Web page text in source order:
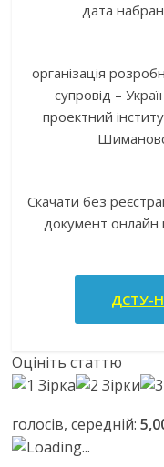
дата
організація
супровід –
проектний
Скачати без
документ онлайн
ДСТУ-Н
Оцініть статтю
голосів, середній:
Loading...